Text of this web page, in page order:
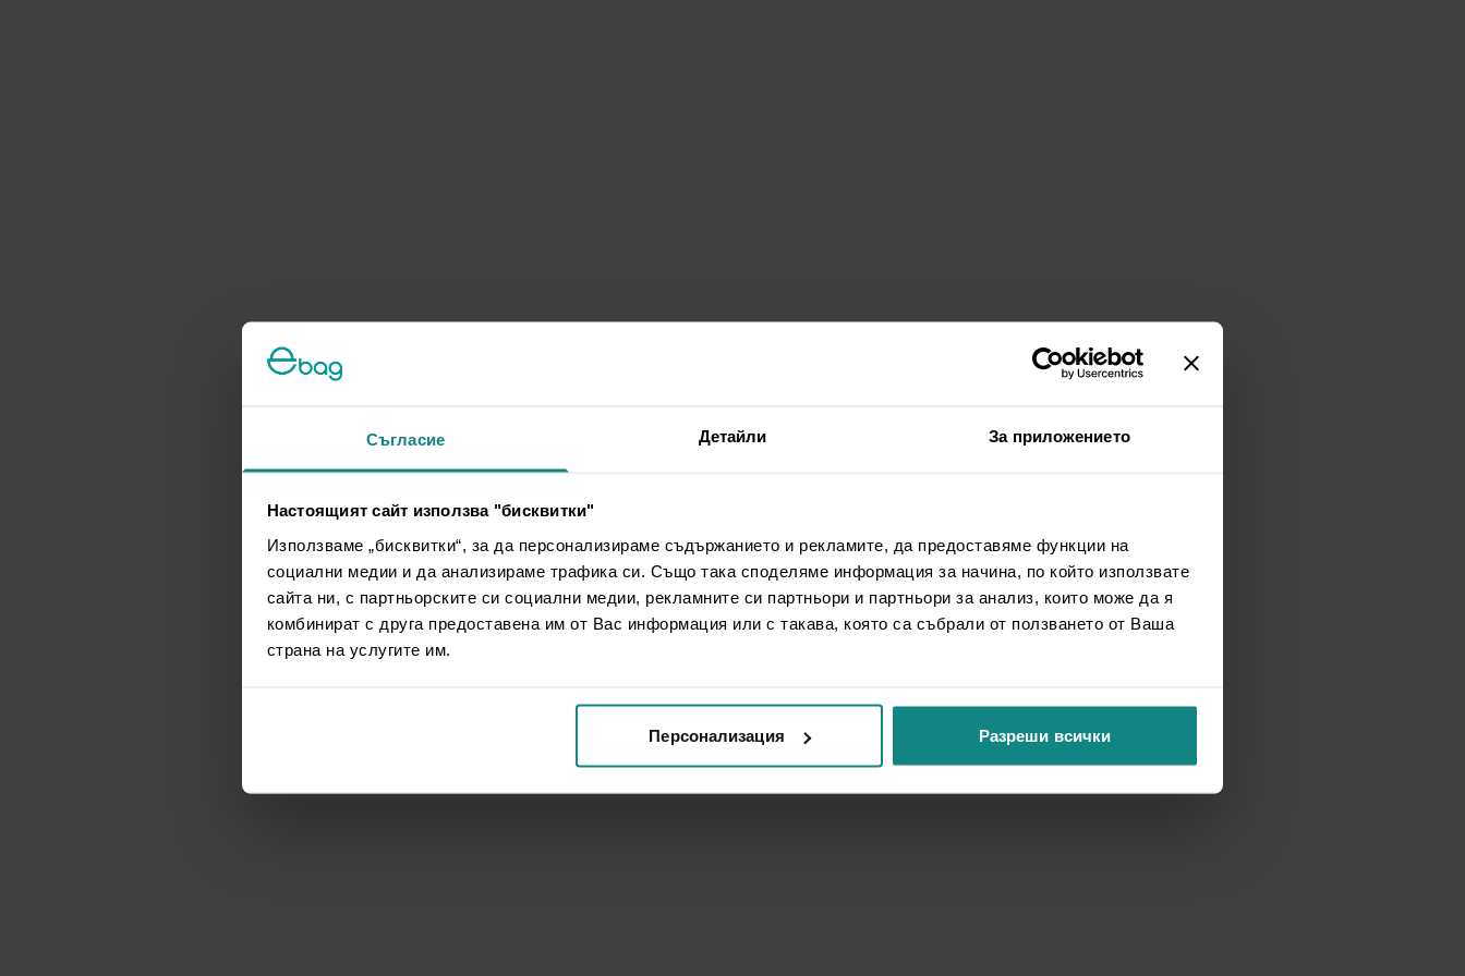
Съгласие Детайли За приложението
Настоящият сайт използва "бисквитки"
Използваме „бисквитки“, за да персонализираме съдържанието и рекламите, да предоставяме функции на
социални медии и да анализираме трафика си. Също така споделяме информация за начина, по който използвате
сайта ни, с партньорските си социални медии, рекламните си партньори и партньори за анализ, които може да я
комбинират с друга предоставена им от Вас информация или с такава, която са събрали от ползването от Ваша
страна на услугите им.
Персонализация Разреши всички